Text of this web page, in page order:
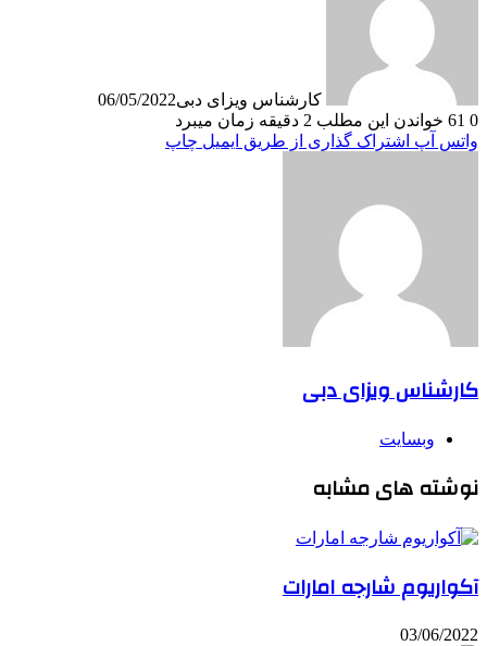
کارشناس ویزای دبی06/05/2022
0
خواندن این مطلب 2 دقیقه زمان میبرد
واتس آپ اشتراک گذاری از طریق ایمیل چاپ
کارشناس ویزای دبی
وبسایت
نوشته های مشابه
آکواریوم شارجه امارات
03/06/2022